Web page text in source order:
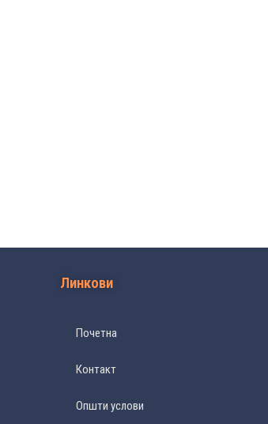
Линкови
Почетна
Контакт
Општи услови